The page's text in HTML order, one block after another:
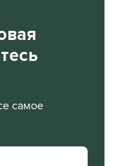
самое